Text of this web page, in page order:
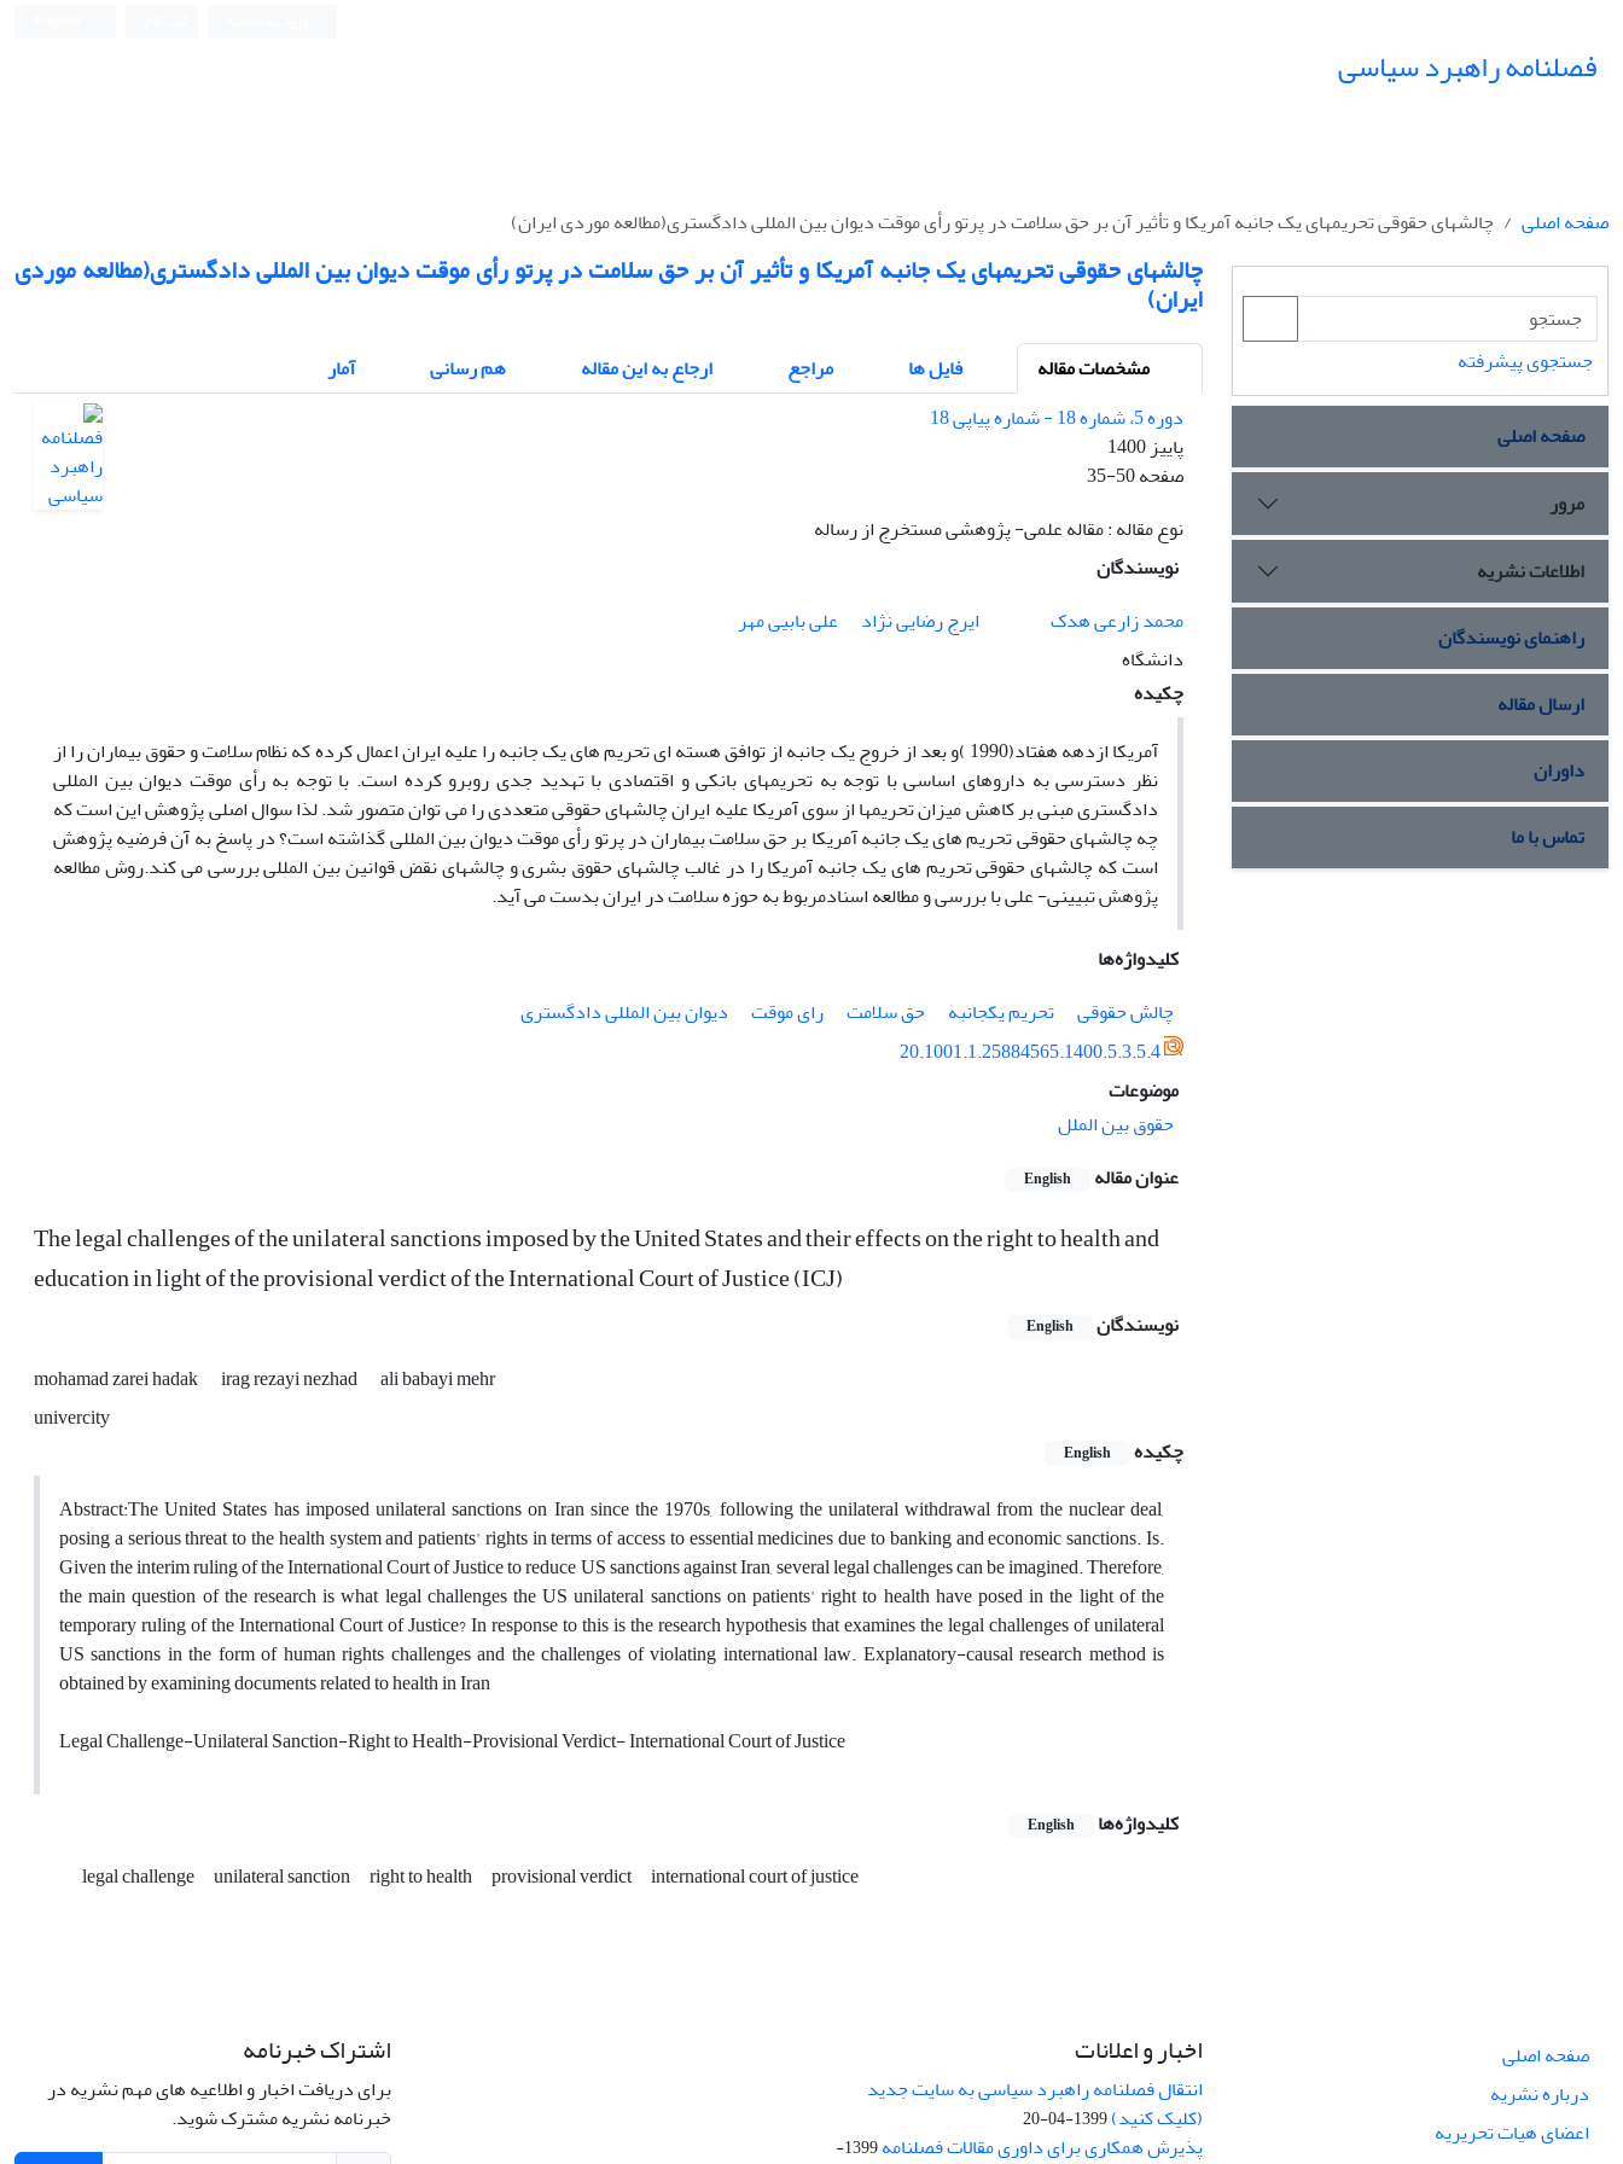
فصلنامه راهبرد سیاسی
صفحه اصلی چالشهای حقوقی تحریمهای یک جانبه آمریکا و تأثیر آن بر حق سلامت در پرتو رأی موقت دیوان بین المللی دادگستری(مطالعه موردی ایران)
چالشهای حقوقی تحریمهای یک جانبه آمریکا و تأثیر آن بر حق سلامت در پرتو رأی موقت دیوان بین المللی دادگستری(مطالعه موردی
ایران)
مشخصات مقاله فایل ها مراجع ارجاع به این مقاله هم رسانی
آمار
دوره 5، شماره 18 - شماره پیاپی 18
پاییز 1400
صفحه35-50
نوع مقاله : مقاله علمی- پژوهشی مستخرج از رساله
نویسندگان
محمد زارعی هدک
ایرج رضایی نژاد
علی بابیی مهر
دانشگاه
چکیده
آمریکا ازدهه هفتاد(1990 )و بعد از خروج یک جانبه از توافق هسته ای تحریم های یک جانبه را علیه ایران اعمال کرده که نظام سلامت و حقوق بیماران را از
نظر دسترسی به داروهای اساسی با توجه به تحریمهای بانکی و اقتصادی با تهدید جدی روبرو کرده است. با توجه به رأی موقت دیوان بین المللی
دادگستری مبنی بر کاهش میزان تحریمها از سوی آمریکا علیه ایران چالشهای حقوقی متعددی را می توان متصور شد. لذا سوال اصلی پژوهش این است که
چه چالشهای حقوقی تحریم های یک جانبه آمریکا بر حق سلامت بیماران در پرتو رأی موقت دیوان بین المللی گذاشته است؟ در پاسخ به آن فرضیه پژوهش
است که چالشهای حقوقی تحریم های یک جانبه آمریکا را در غالب چالشهای حقوق بشری و چالشهای نقض قوانین بین المللی بررسی می کند.روش مطالعه
پژوهش تبیینی- علی با بررسی و مطالعه اسنادمربوط به حوزه سلامت در ایران بدست می آید.
کلیدواژه‌ها
چالش حقوقی
تحریم یکجانبه حق سلامت رای موقت
دیوان بین المللی دادگستری
20.1001.1.25884565.1400.5.3.5.4
موضوعات
حقوق بین الملل
عنوان مقاله
English
The legal challenges of the unilateral sanctions imposed by the United States and their effects on the right to health and
education in light of the provisional verdict of the International Court of Justice (ICJ)
نویسندگان English
mohamad zarei hadak irag rezayi nezhad
ali babayi mehr
univercity
چکیده
English
Abstract:The United States has imposed unilateral sanctions on Iran since the 1970s, following the unilateral withdrawal from the nuclear deal,
posing a serious threat to the health system and patients' rights in terms of access to essential medicines due to banking and economic sanctions. Is.
Given the interim ruling of the International Court of Justice to reduce US sanctions against Iran, several legal challenges can be imagined. Therefore,
the main question of the research is what legal challenges the US unilateral sanctions on patients' right to health have posed in the light of the
temporary ruling of the International Court of Justice? In response to this is the research hypothesis that examines the legal challenges of unilateral
US sanctions in the form of human rights challenges and the challenges of violating international law. Explanatory-causal research method is
obtained by examining documents related to health in Iran
Legal Challenge-Unilateral Sanction-Right to Health-Provisional Verdict- International Court of Justice
کلیدواژه‌ها English
legal challenge unilateral sanction right to health provisional verdict international court of justice
جستجوی پیشرفته
صفحه اصلی
مرور
اطلاعات نشریه
راهنمای نویسندگان
ارسال مقاله
داوران
تماس با ما
صفحه اصلی
درباره نشریه
اعضای هیات تحریریه
اخبار و اعلانات
انتقال فصلنامه راهبرد سیاسی به سایت جدید
(کلیک کنید)1399-04-20
پذیرش همکاری برای داوری مقالات فصلنامه
1399-
اشتراک خبرنامه
برای دریافت اخبار و اطلاعیه های مهم نشریه در
خبرنامه نشریه مشترک شوید.